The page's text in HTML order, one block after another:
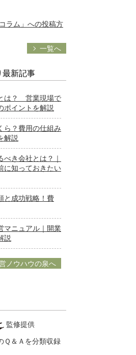
ラム」への投稿方
一覧へ
最新記事
は？ 営業現場で
ポイントを解説
ら？費用の仕組み
解説
き会社とは？｜
に知っておきたい
と成功戦略！費
マニュアル｜開業
説
ノウハウの泉へ
監修提供
Ｑ＆Ａを分類収録